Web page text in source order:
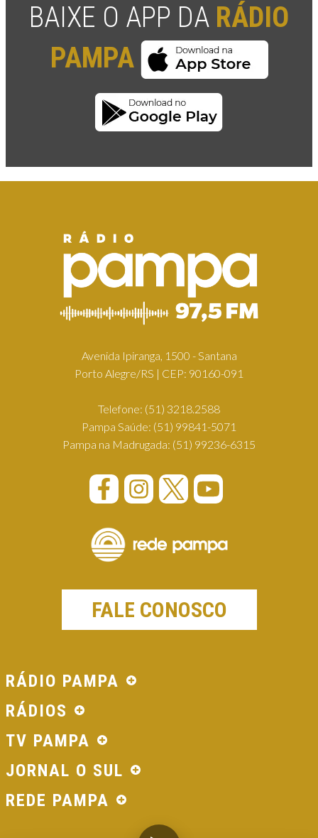
BAIXE O APP DA RÁDIO
PAMPA
Avenida Ipiranga, 1500 - Santana
Porto Alegre/RS | CEP: 90160-091
Telefone: (51) 3218.2588
Pampa Saúde: (51) 99841-5071
Pampa na Madrugada: (51) 99236-6315
FALE CONOSCO
RÁDIO PAMPA
RÁDIOS
TV PAMPA
JORNAL O SUL
REDE PAMPA